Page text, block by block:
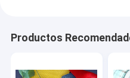
Productos